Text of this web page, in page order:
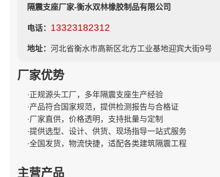
隔震支座厂家-衡水双林橡胶制品有限公司
电话： 13323182312
地址： 河北省衡水市高新区北方工业基地迎宾大街9号
厂家优势
·正规源头工厂，多年隔震支座生产经验
·产品符合国家规范，提供检测报告与合格证
·厂家直供，价格透明，支持批量与定制
·提供选型、设计、供货、现场指导一站式服务
·全国发货，物流快捷，适配各类建筑隔震工程
主营产品